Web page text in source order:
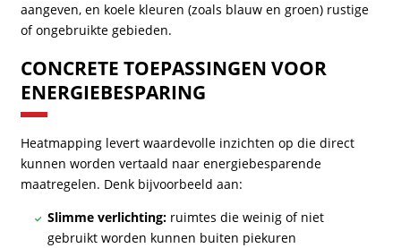
aangeven, en koele kleuren (zoals blauw en groen) rustige
of ongebruikte gebieden.
CONCRETE TOEPASSINGEN VOOR
ENERGIEBESPARING
Heatmapping levert waardevolle inzichten op die direct
kunnen worden vertaald naar energiebesparende
maatregelen. Denk bijvoorbeeld aan:
Slimme verlichting: ruimtes die weinig of niet
gebruikt worden kunnen buiten piekuren